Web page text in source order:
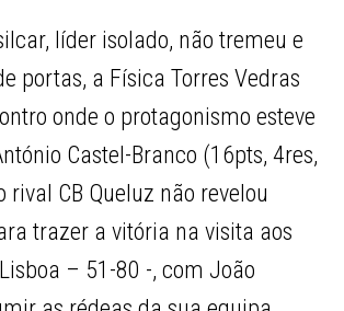
líder isolado, não tremeu e
portas, a Física Torres Vedras
onde o protagonismo esteve
Castel-Branco (16pts, 4res,
rival CB Queluz não revelou
trazer a vitória na visita aos
– 51-80 -, com João